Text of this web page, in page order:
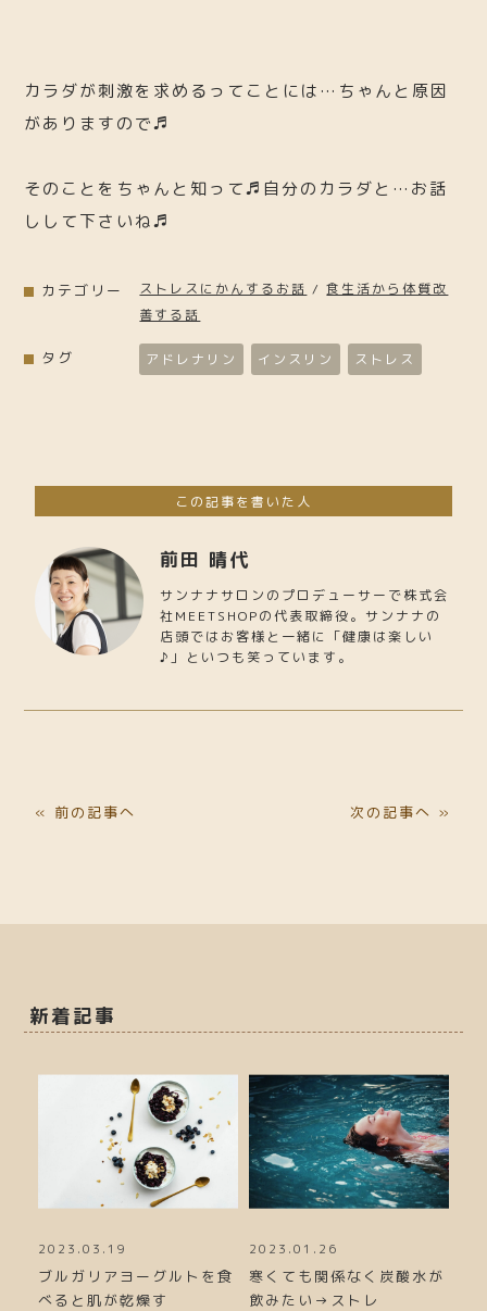
カラダが刺激を求めるってことには…ちゃんと原因
がありますので♬
そのことをちゃんと知って♬自分のカラダと…お話
しして下さいね♬
カテゴリー ストレスにかんするお話 /食生活から体質改
善する話
タグ アドレナリン インスリン ストレス
この記事を書いた人
前田 晴代
サンナナサロンのプロデューサーで株式会
社MEETSHOPの代表取締役。サンナナの
店頭ではお客様と一緒に「健康は楽しい
♪」といつも笑っています。
« 前の記事へ 次の記事へ »
新着記事
2023.03.19
ブルガリアヨーグルトを食
べると肌が乾燥す
2023.01.26
寒くても関係なく炭酸水が
飲みたい→ストレ